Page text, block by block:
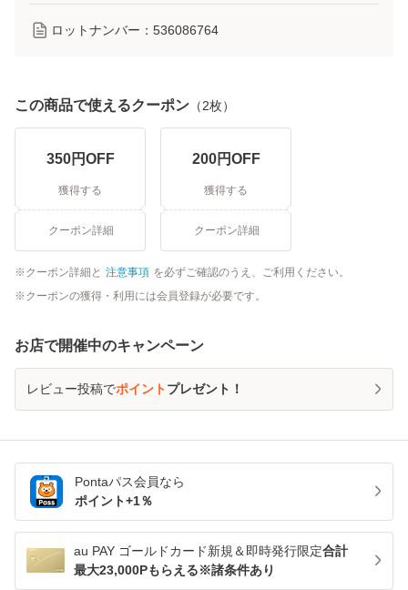
ロットナンバー： 536086764
この商品で使えるクーポン （2枚）
350円OFF
獲得する
クーポン詳細
200円OFF
獲得する
クーポン詳細
クーポン詳細と 注意事項 を必ずご確認のうえ、ご利用ください。
クーポンの獲得・利用には会員登録が必要です。
お店で開催中のキャンペーン
レビュー投稿でポイントプレゼント！
Pontaパス会員なら
ポイント+1％
au PAY ゴールドカード新規＆即時発行限定合計
最大23,000Pもらえる※諸条件あり